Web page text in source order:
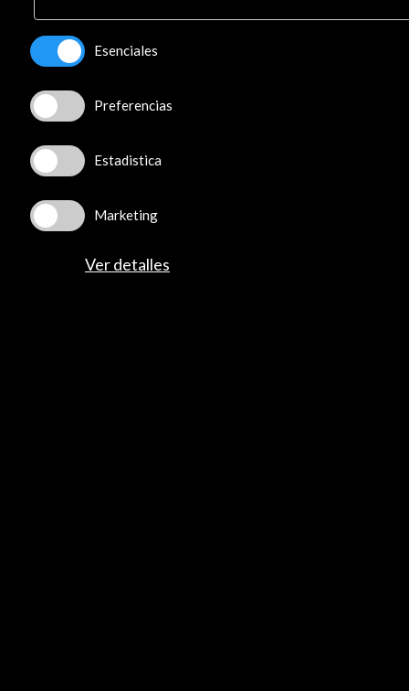
© Acción Cultural Española (AC/E) /
Privacidad y de Cookies
Esenciales
Preferencias
Estadistica
Marketing
Ver detalles